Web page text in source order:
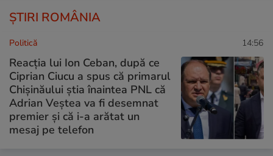
ȘTIRI ROMÂNIA
Politică 14:56
Reacția lui Ion Ceban, după ce
Ciprian Ciucu a spus că primarul
Chișinăului știa înaintea PNL că
Adrian Veștea va fi desemnat
premier și că i-a arătat un
mesaj pe telefon